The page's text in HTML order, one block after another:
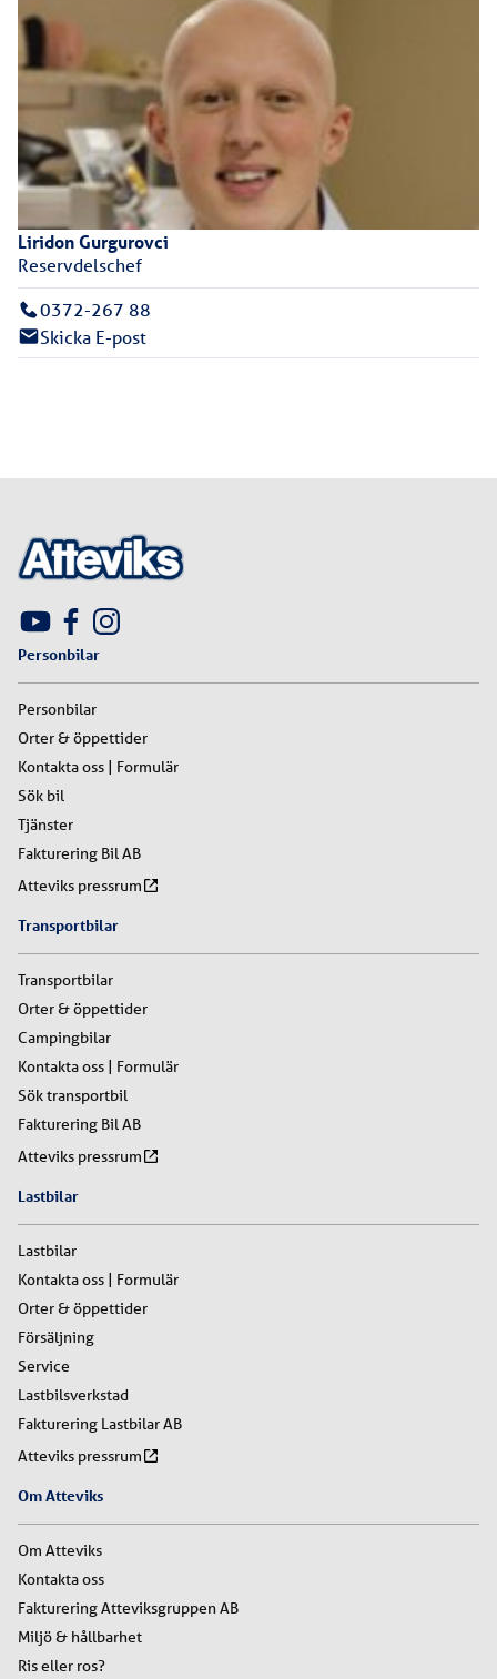
LiridonGurgurovci
Reservdelschef
0372-267 88
Skicka E-post
Personbilar
Personbilar
Orter & öppettider
Kontakta oss | Formulär
Sök bil
Tjänster
Fakturering Bil AB
Atteviks pressrum
Transportbilar
Transportbilar
Orter & öppettider
Campingbilar
Kontakta oss | Formulär
Sök transportbil
Fakturering Bil AB
Atteviks pressrum
Lastbilar
Lastbilar
Kontakta oss | Formulär
Orter & öppettider
Försäljning
Service
Lastbilsverkstad
Fakturering Lastbilar AB
Atteviks pressrum
Om Atteviks
Om Atteviks
Kontakta oss
Fakturering Atteviksgruppen AB
Miljö & hållbarhet
Ris eller ros?